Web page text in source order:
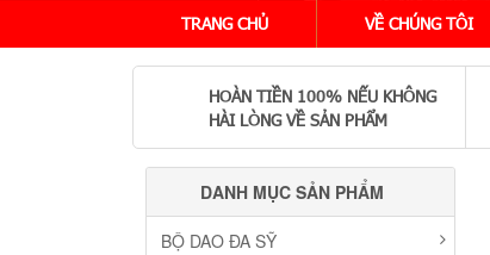
TRANG CHỦ VỀ CHÚNG TÔI
HOÀN TIỀN 100% NẾU KHÔNG
HÀI LÒNG VỀ SẢN PHẨM
DANH MỤC SẢN PHẨM
BỘ DAO ĐA SỸ